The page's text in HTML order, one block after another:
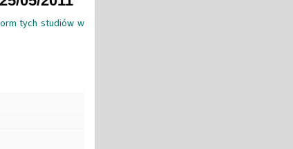
tych studiów w